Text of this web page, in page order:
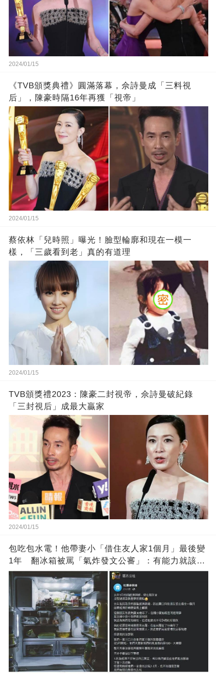
2024/01/15
《TVB頒獎典禮》圓滿落幕，佘詩曼成「三料視
后」，陳豪時隔16年再獲「視帝」
2024/01/15
蔡依林「兒時照」曝光！臉型輪廓和現在一模一
樣，「三歲看到老」真的有道理
2024/01/15
TVB頒獎禮2023：陳豪二封視帝，佘詩曼破紀錄
「三封視后」成最大贏家
2024/01/15
包吃包水電！他帶妻小「借住友人家1個月」最後變
1年 翻冰箱被罵「氣炸發文公審」：有能力就該大
方